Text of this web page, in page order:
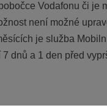
Vodafonu či je
není možné
je služba
dnů a 1 den před